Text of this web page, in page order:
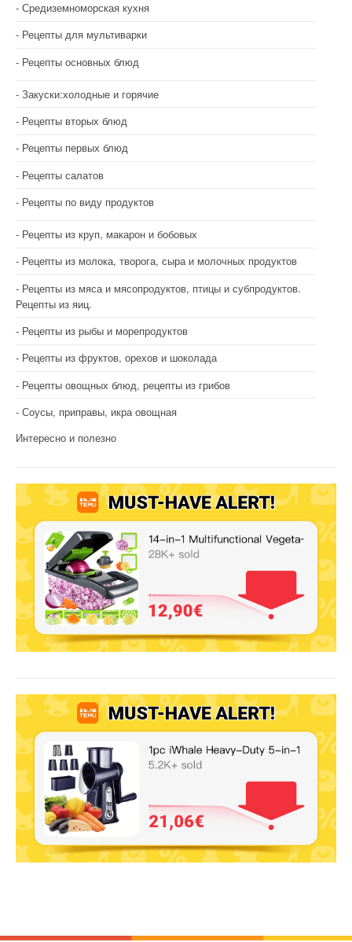
Средиземноморская кухня
Рецепты для мультиварки
Рецепты основных блюд
Закуски:холодные и горячие
Рецепты вторых блюд
Рецепты первых блюд
Рецепты салатов
Рецепты по виду продуктов
Рецепты из круп, макарон и бобовых
Рецепты из молока, творога, сыра и молочных продуктов
Рецепты из мяса и мясопродуктов, птицы и субпродуктов.
Рецепты из яиц.
Рецепты из рыбы и морепродуктов
Рецепты из фруктов, орехов и шоколада
Рецепты овощных блюд, рецепты из грибов
Соусы, приправы, икра овощная
Интересно и полезно